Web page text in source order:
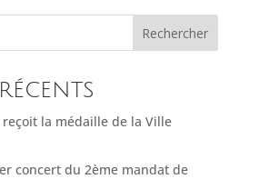
Rechercher
la médaille de la Ville
concert du 2ème mandat de